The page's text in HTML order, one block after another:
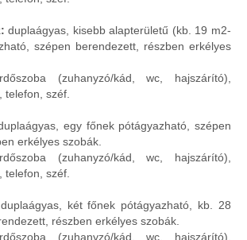
duplaágyas, kisebb alapterületű (kb. 19 m2-
szépen berendezett, részben erkélyes
(zuhanyzó/kád, wc, hajszárító),
telefon, széf.
egy főnek pótágyazható, szépen
erkélyes szobák.
(zuhanyzó/kád, wc, hajszárító),
telefon, széf.
duplaágyas, két főnek pótágyazható, kb. 28
részben erkélyes szobák.
(zuhanyzó/kád, wc, hajszárító),